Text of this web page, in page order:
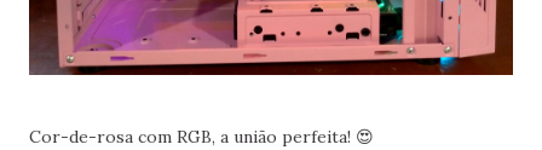
Cor-de-rosa com RGB, a união perfeita! 😍